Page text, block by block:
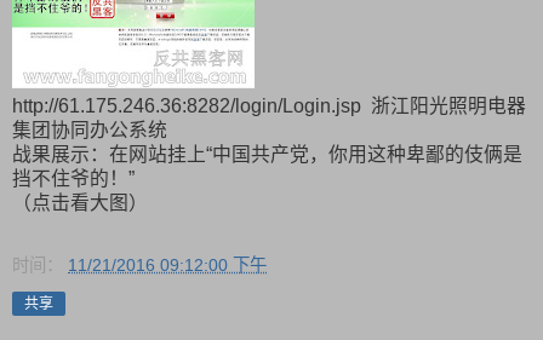
http://61.175.246.36:8282/login/Login.jsp 浙江阳光照明电器
集团协同办公系统
战果展示：在网站挂上“中国共产党，你用这种卑鄙的伎俩是
挡不住爷的！”
（点击看大图）
时间： 11/21/2016 09:12:00 下午
共享